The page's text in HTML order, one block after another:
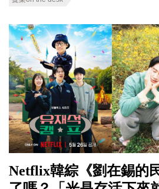
Netflix韓綜《劉在錫的